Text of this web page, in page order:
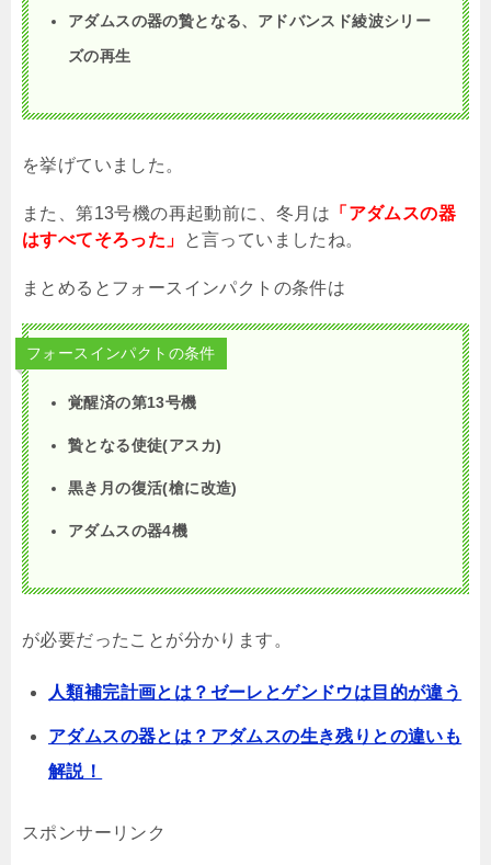
アダムスの器の贄となる、アドバンスド綾波シリー
ズの再生
を挙げていました。
また、第13号機の再起動前に、冬月は 「アダムスの器
はすべてそろった」
と言っていましたね。
まとめるとフォースインパクトの条件は
フォースインパクトの条件
覚醒済の第13号機
贄となる使徒(アスカ)
黒き月の復活(槍に改造)
アダムスの器4機
が必要だったことが分かります。
人類補完計画とは？ゼーレとゲンドウは目的が違う
アダムスの器とは？アダムスの生き残りとの違いも
解説！
スポンサーリンク